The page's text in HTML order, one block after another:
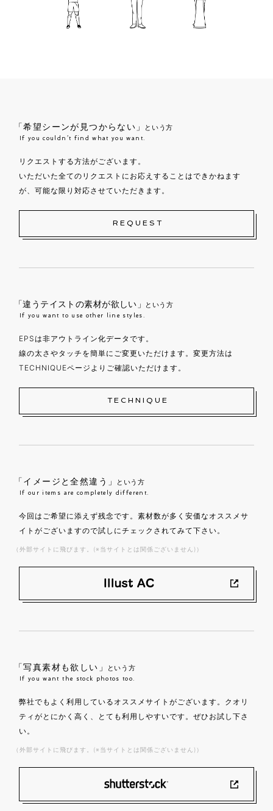
「希望シーンが見つからない」 という方
If you couldn’t find what you want.
リクエストする方法がございます。
いただいた全てのリクエストにお応えすることはできかねます
が、可能な限り対応させていただきます。
REQUEST
「違うテイストの素材が欲しい」 という方
If you want to use other line styles.
EPSは非アウトライン化データです。
線の太さやタッチを簡単にご変更いただけます。変更方法は
TECHNIQUEページよりご確認いただけます。
TECHNIQUE
「イメージと全然違う」 という方
If our items are completely different.
今回はご希望に添えず残念です。素材数が多く安価なオススメサ
イトがございますので試しにチェックされてみて下さい。
（外部サイトに飛びます。(※当サイトとは関係ございません)）
「写真素材も欲しい」 という方
If you want the stock photos too.
弊社でもよく利用しているオススメサイトがございます。クオリ
ティがとにかく高く、とても利用しやすいです。ぜひお試し下さ
い。
（外部サイトに飛びます。(※当サイトとは関係ございません)）